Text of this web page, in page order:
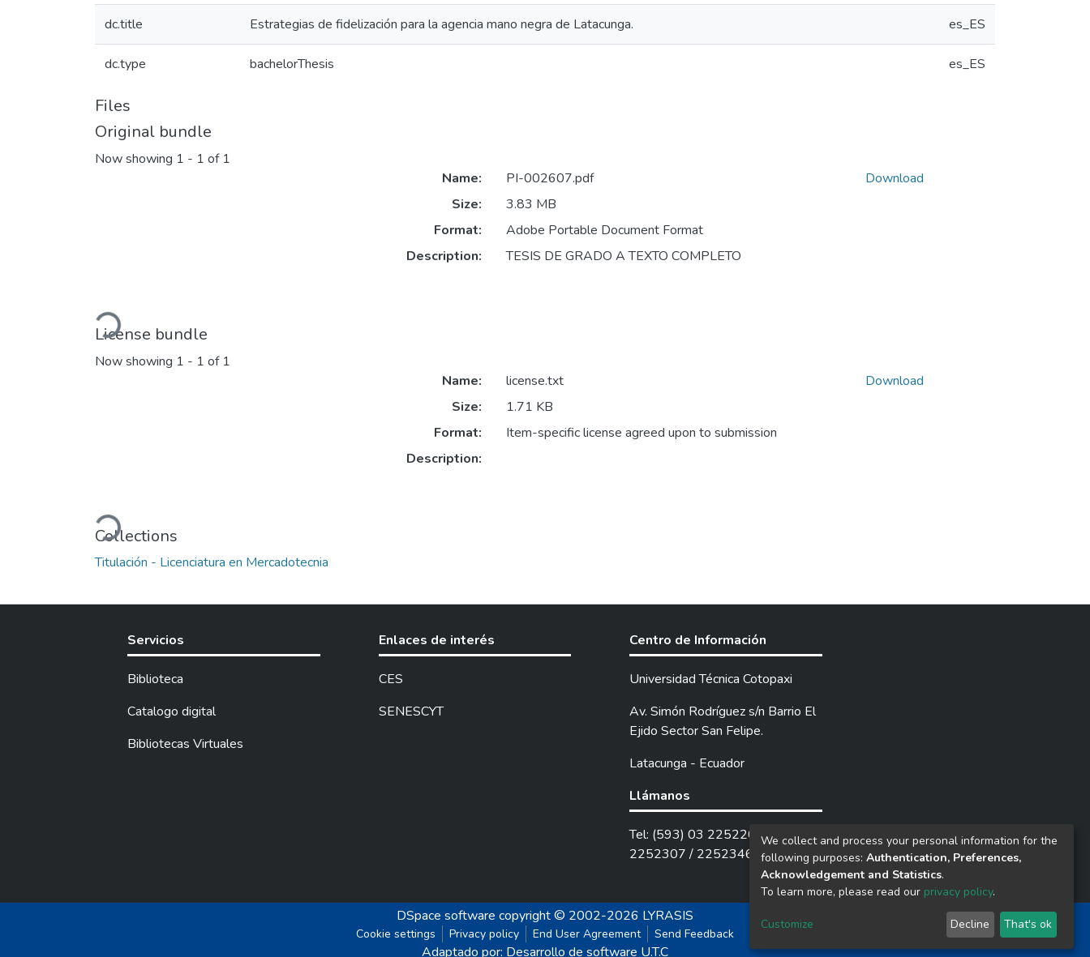
dc.title Estrategias de fidelización para la agencia mano negra de Latacunga. es_ES
dc.type bachelorThesis es_ES
Files
Original bundle
Now showing 1 - 1 of 1
Loading...
Name:
PI-002607.pdf
Size:
3.83 MB
Format:
Adobe Portable Document Format
Description:
TESIS DE GRADO A TEXTO COMPLETO
Download
License bundle
Now showing 1 - 1 of 1
Loading...
Name:
license.txt
Size:
1.71 KB
Format:
Item-specific license agreed upon to submission
Description:
Download
Collections
Titulación - Licenciatura en Mercadotecnia
Servicios
Biblioteca
Catalogo digital
Bibliotecas Virtuales
Enlaces de interés
CES
SENESCYT
Centro de Información
Universidad Técnica Cotopaxi
Av. Simón Rodríguez s/n Barrio El
Ejido Sector San Felipe.
Latacunga - Ecuador
Llámanos
Tel: (593) 03 2252205 /
2252307 / 2252346.
DSpace software copyright © 2002-2026 LYRASIS
Cookie settings Privacy policy End User Agreement Send Feedback
Adaptado por: Desarrollo de software U.T.C
We collect and process your personal information for the
following purposes: Authentication, Preferences,
Acknowledgement and Statistics.
To learn more, please read our privacy policy.
Customize Decline That's ok